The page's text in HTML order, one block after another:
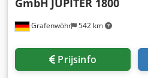
Grafenwöhr 542 km
GmbH JUPITER 1800
Prijsinfo